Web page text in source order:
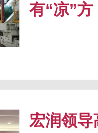
有“凉”方
宏润领